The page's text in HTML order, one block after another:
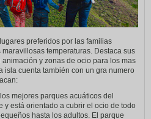
preferidos por las familias
temperaturas. Destaca sus
y zonas de ocio para los mas
isla cuenta también con un gra numero
mejores parques acuáticos del
y está orientado a cubrir el ocio de todo
hasta los adultos. El parque